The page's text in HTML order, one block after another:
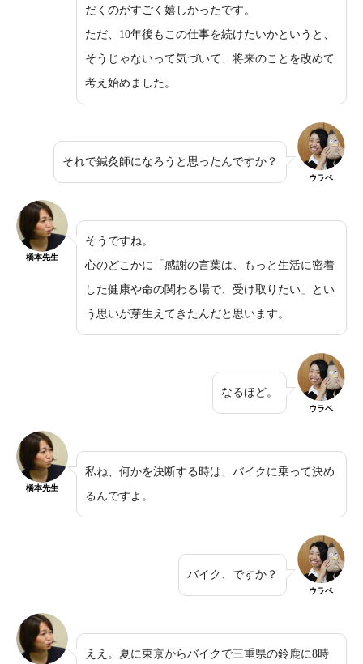
だくのがすごく嬉しかったです。
ただ、10年後もこの仕事を続けたいかというと、
そうじゃないって気づいて、将来のことを改めて
考え始めました。
それで鍼灸師になろうと思ったんですか？
ウラベ
橋本先生
そうですね。
心のどこかに「感謝の言葉は、もっと生活に密着
した健康や命の関わる場で、受け取りたい」とい
う思いが芽生えてきたんだと思います。
なるほど。
ウラベ
橋本先生
私ね、何かを決断する時は、バイクに乗って決め
るんですよ。
バイク、ですか？
ウラベ
ええ。夏に東京からバイクで三重県の鈴鹿に8時